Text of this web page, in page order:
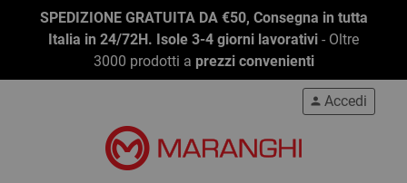
SPEDIZIONE GRATUITA DA €50, Consegna in tutta
Italia in 24/72H. Isole 3-4 giorni lavorativi - Oltre
3000 prodotti a prezzi convenienti
person Accedi